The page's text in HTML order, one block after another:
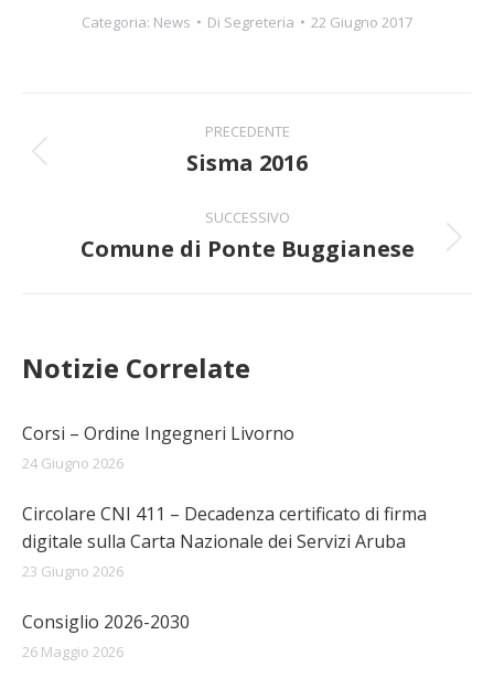
Categoria: News Di Segreteria 22 Giugno 2017
tra
post
PRECEDENTE
Post
Sisma 2016
SUCCESSIVO
Prossimo
Comune di Ponte Buggianese
Notizie Correlate
Corsi – Ordine Ingegneri Livorno
24 Giugno 2026
Circolare CNI 411 – Decadenza certificato di firma
digitale sulla Carta Nazionale dei Servizi Aruba
23 Giugno 2026
Consiglio 2026-2030
26 Maggio 2026